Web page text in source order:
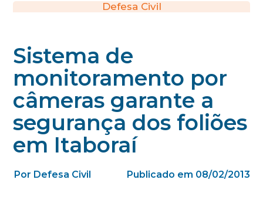
Defesa Civil
Sistema de
monitoramento por
câmeras garante a
segurança dos foliões
em Itaboraí
Por Defesa Civil Publicado em 08/02/2013